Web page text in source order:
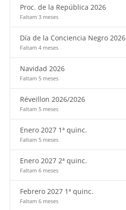
Proc. de la República 2026
Faltam 3 meses
Día de la Conciencia Negro 2026
Faltam 4 meses
Navidad 2026
Faltam 5 meses
Réveillon 2026/2026
Faltam 5 meses
Enero 2027 1ª quinc.
Faltam 5 meses
Enero 2027 2ª quinc.
Faltam 6 meses
Febrero 2027 1ª quinc.
Faltam 6 meses